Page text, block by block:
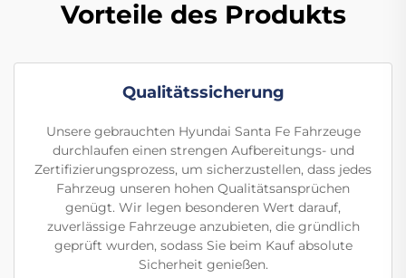
Vorteile des Produkts
Qualitätssicherung
Unsere gebrauchten Hyundai Santa Fe Fahrzeuge
durchlaufen einen strengen Aufbereitungs- und
Zertifizierungsprozess, um sicherzustellen, dass jedes
Fahrzeug unseren hohen Qualitätsansprüchen
genügt. Wir legen besonderen Wert darauf,
zuverlässige Fahrzeuge anzubieten, die gründlich
geprüft wurden, sodass Sie beim Kauf absolute
Sicherheit genießen.